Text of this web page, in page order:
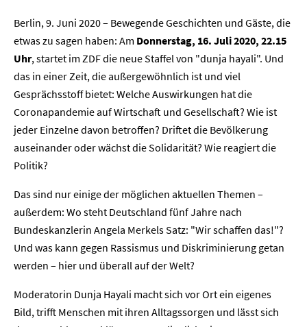
Berlin, 9. Juni 2020 – Bewegende Geschichten und Gäste, die
etwas zu sagen haben: Am Donnerstag, 16. Juli 2020, 22.15
Uhr, startet im ZDF die neue Staffel von "dunja hayali". Und
das in einer Zeit, die außergewöhnlich ist und viel
Gesprächsstoff bietet: Welche Auswirkungen hat die
Coronapandemie auf Wirtschaft und Gesellschaft? Wie ist
jeder Einzelne davon betroffen? Driftet die Bevölkerung
auseinander oder wächst die Solidarität? Wie reagiert die
Politik?
Das sind nur einige der möglichen aktuellen Themen –
außerdem: Wo steht Deutschland fünf Jahre nach
Bundeskanzlerin Angela Merkels Satz: "Wir schaffen das!"?
Und was kann gegen Rassismus und Diskriminierung getan
werden – hier und überall auf der Welt?
Moderatorin Dunja Hayali macht sich vor Ort ein eigenes
Bild, trifft Menschen mit ihren Alltagssorgen und lässt sich